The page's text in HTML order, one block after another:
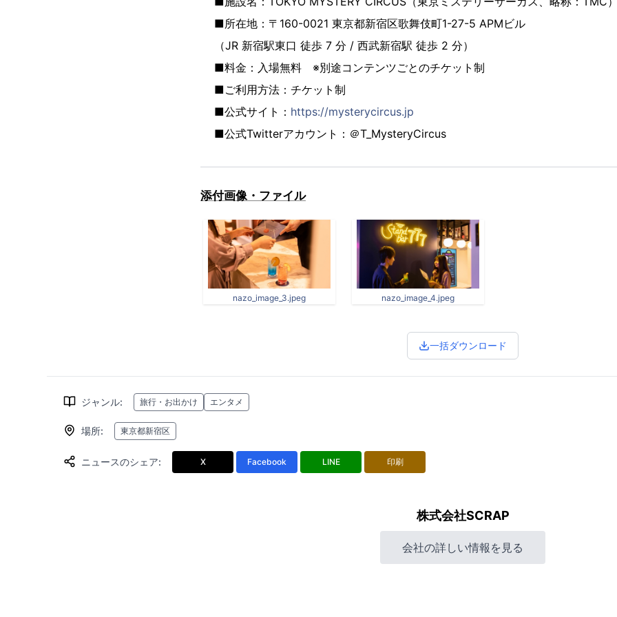
■所在地：〒160-0021 東京都新宿区歌舞伎町1-27-5 APMビル
（JR 新宿駅東口 徒歩 7 分 / 西武新宿駅 徒歩 2 分）
■料金：入場無料 ※別途コンテンツごとのチケット制
■ご利用方法：チケット制
■公式サイト： https://mysterycircus.jp
■公式Twitterアカウント：＠T_MysteryCircus
添付画像・ファイル
nazo_image_3.jpeg nazo_image_4.jpeg
一括ダウンロード
ジャンル: 旅行・お出かけ エンタメ
場所: 東京都新宿区
ニュースのシェア: X Facebook LINE 印刷
株式会社SCRAP
会社の詳しい情報を見る